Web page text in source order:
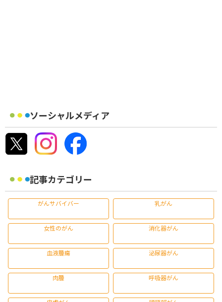
ソーシャルメディア
記事カテゴリー
がんサバイバー 乳がん
女性のがん 消化器がん
血液腫瘍 泌尿器がん
肉腫 呼吸器がん